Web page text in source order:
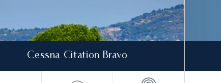
Cessna Citation Bravo